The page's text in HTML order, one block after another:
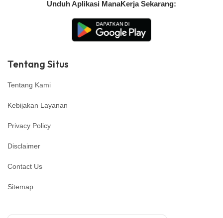
Unduh Aplikasi ManaKerja Sekarang:
Tentang Situs
Tentang Kami
Kebijakan Layanan
Privacy Policy
Disclaimer
Contact Us
Sitemap